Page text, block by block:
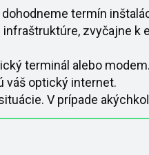
termín
zvyčajne k
terminál alebo modem.
váš optický internet.
V prípade